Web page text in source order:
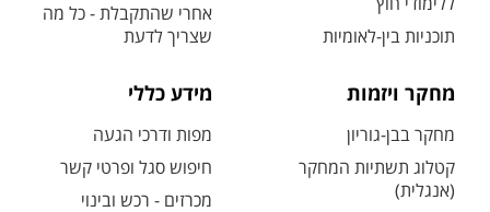
תוכניות בין-לאומיות
אחרי שהתקבלת - כל מה
שצריך לדעת
מחקר ויזמות
מחקר בבן-גוריון
קטלוג תשתיות המחקר
(אנגלית)
מידע כללי
מפות ודרכי הגעה
חיפוש סגל ופרטי קשר
מכרזים - רכש ובינוי